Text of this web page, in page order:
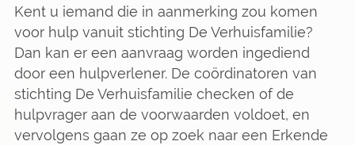
Kent u iemand die in aanmerking zou komen
voor hulp vanuit stichting De Verhuisfamilie?
Dan kan er een aanvraag worden ingediend
door een hulpverlener. De coördinatoren van
stichting De Verhuisfamilie checken of de
hulpvrager aan de voorwaarden voldoet, en
vervolgens gaan ze op zoek naar een Erkende